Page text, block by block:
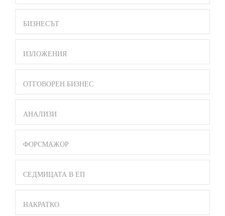
БИЗНЕСЪТ
ИЗЛОЖЕНИЯ
ОТГОВОРЕН БИЗНЕС
АНАЛИЗИ
ФОРСМАЖОР
СЕДМИЦАТА В ЕП
НАКРАТКО